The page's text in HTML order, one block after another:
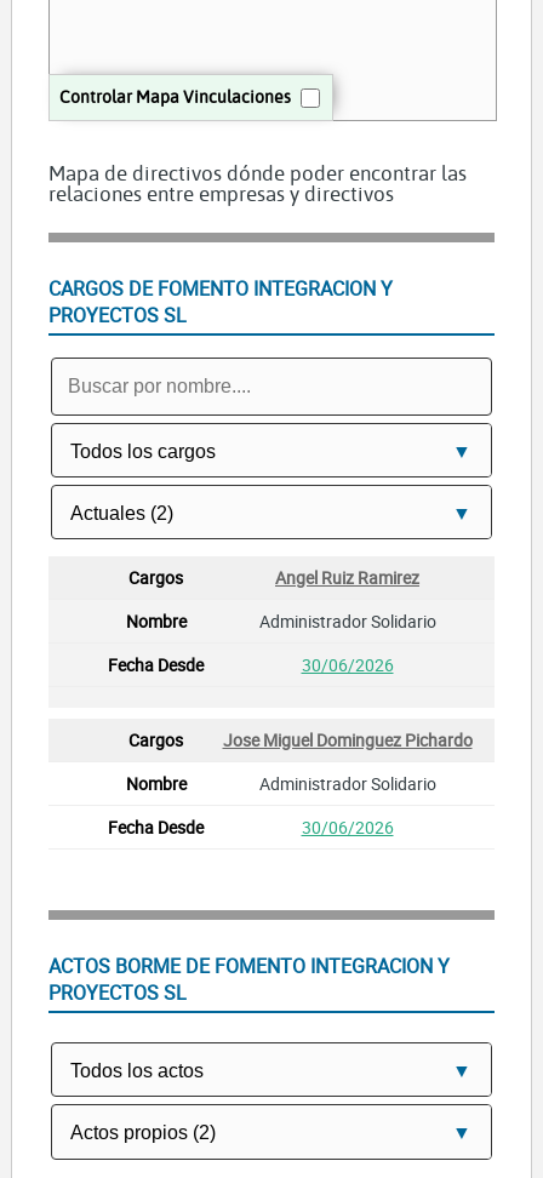
Controlar Mapa Vinculaciones
Mapa de directivos dónde poder encontrar las
relaciones entre empresas y directivos
CARGOS DE FOMENTO INTEGRACION Y
PROYECTOS SL
Angel Ruiz Ramirez
Administrador Solidario
30/06/2026
Jose Miguel Dominguez Pichardo
Administrador Solidario
30/06/2026
ACTOS BORME DE FOMENTO INTEGRACION Y
PROYECTOS SL